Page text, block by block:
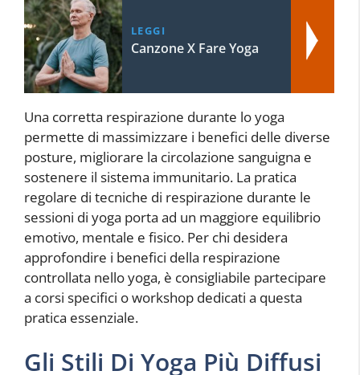
LEGGI
Canzone X Fare Yoga
Una corretta respirazione durante lo yoga
permette di massimizzare i benefici delle diverse
posture, migliorare la circolazione sanguigna e
sostenere il sistema immunitario. La pratica
regolare di tecniche di respirazione durante le
sessioni di yoga porta ad un maggiore equilibrio
emotivo, mentale e fisico. Per chi desidera
approfondire i benefici della respirazione
controllata nello yoga, è consigliabile partecipare
a corsi specifici o workshop dedicati a questa
pratica essenziale.
Gli Stili Di Yoga Più Diffusi